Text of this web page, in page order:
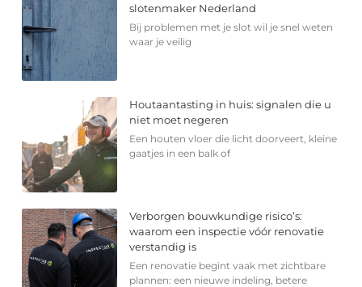
slotenmaker Nederland
Bij problemen met je slot wil je snel weten
waar je veilig
Houtaantasting in huis: signalen die u
niet moet negeren
Een houten vloer die licht doorveert, kleine
gaatjes in een balk of
Verborgen bouwkundige risico’s:
waarom een inspectie vóór renovatie
verstandig is
Een renovatie begint vaak met zichtbare
plannen: een nieuwe indeling, betere